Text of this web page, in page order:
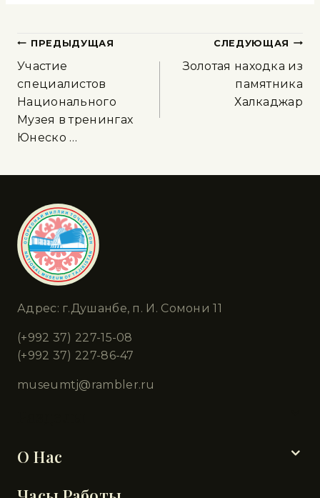
ПРЕДЫДУЩАЯ
Участие
специалистов
Национального
Музея в тренингах
Юнеско …
СЛЕДУЮЩАЯ
Золотая находка из
памятника
Халкаджар
Адрес: г.Душанбе, п. И. Сомони 11
(+992 37) 227-15-08
(+992 37) 227-86-47
museumtj@rambler.ru
О Нас